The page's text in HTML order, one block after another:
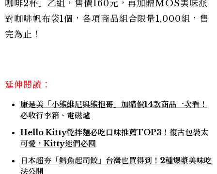
咖啡2杯」乙組，售價160元，再加贈MOS美味派
對咖啡帆布袋1個，各項商品組合限量1,000組，售
完為止！
延伸閱讀：
康是美「小熊維尼與熊抱哥」加購價14款商品一次看！
必收行李箱、電磁爐
Hello Kitty乾拌麵必吃口味推薦TOP3！復古包裝太
可愛，Kitty迷們必囤
日本超夯「鱈魚起司餃」台灣也買得到！2種爆漿美味吃
法公開